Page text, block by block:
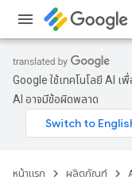
Google ใช้เทคโนโลยี AI
AI อาจมีข้อผิดพลาด
หน้าแรก ผลิตภัณฑ์